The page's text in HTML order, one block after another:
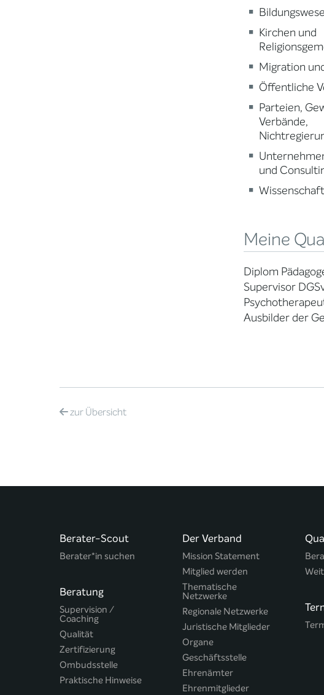
Kirchen und
Migration
Öffentliche
Parteien,
Verbände,
und
Wissenschaft
Meine
Diplom
Supervisor
Ausbilder der
zurÜbersicht
Berater-Scout
Berater*in suchen
Beratung
Supervision /
Coaching
Qualität
Zertifizierung
Ombudsstelle
Praktische Hinweise
Der Verband
Mission Statement
Mitglied werden
Thematische
Netzwerke
Regionale Netzwerke
Juristische Mitglieder
Organe
Geschäftsstelle
Ehrenämter
Ehrenmitglieder